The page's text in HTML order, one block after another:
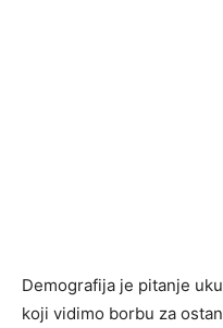
Demografija je pitanje
koji vidimo borbu za